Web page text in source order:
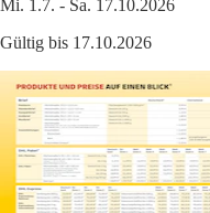
Mi. 1.7. - Sa. 17.10.2026
Gültig bis 17.10.2026